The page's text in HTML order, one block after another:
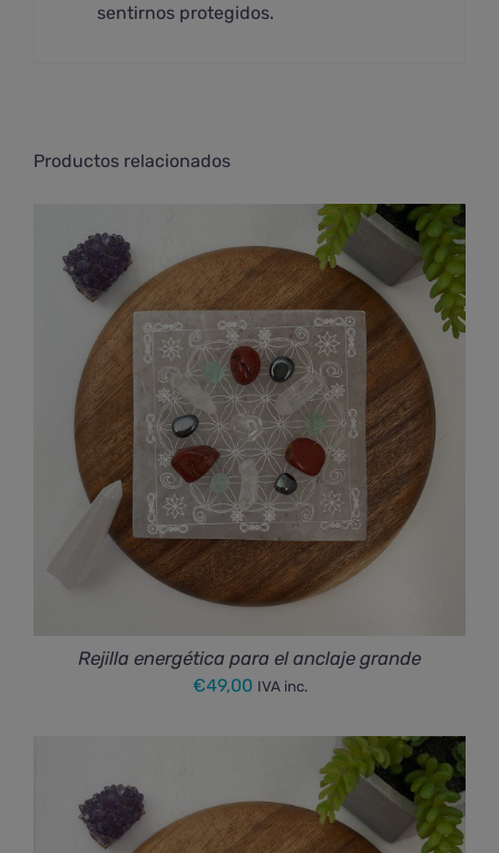
sentirnos protegidos.
Productos relacionados
Rejilla energética para el anclaje grande
€49,00 IVA inc.